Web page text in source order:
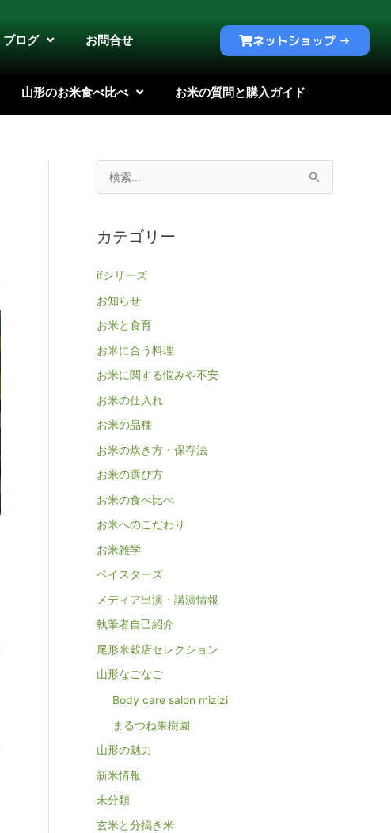
ブログ お問合せ
山形のお米食べ比べ お米の質問と購入ガイド
ネットショップ →
象
:
カテゴリー
ifシリーズ
お知らせ
お米と食育
お米に合う料理
お米に関する悩みや不安
お米の仕入れ
お米の品種
お米の炊き方・保存法
お米の選び方
お米の食べ比べ
お米へのこだわり
お米雑学
ベイスターズ
メディア出演・講演情報
執筆者自己紹介
尾形米穀店セレクション
山形なごなご
Body care salon mizizi
まるつね果樹園
山形の魅力
新米情報
未分類
玄米と分搗き米